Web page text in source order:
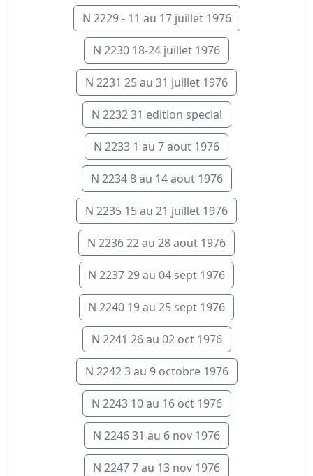
N 2229 - 11 au 17 juillet 1976
N 2230 18-24 juillet 1976
N 2231 25 au 31 juillet 1976
N 2232 31 edition special
N 2233 1 au 7 aout 1976
N 2234 8 au 14 aout 1976
N 2235 15 au 21 juillet 1976
N 2236 22 au 28 aout 1976
N 2237 29 au 04 sept 1976
N 2240 19 au 25 sept 1976
N 2241 26 au 02 oct 1976
N 2242 3 au 9 octobre 1976
N 2243 10 au 16 oct 1976
N 2246 31 au 6 nov 1976
N 2247 7 au 13 nov 1976